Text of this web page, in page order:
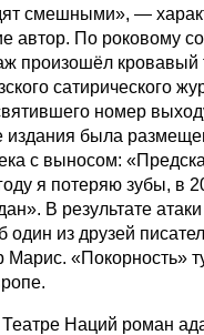
смешными», —
автор. По роковому
произошёл кровавый
сатирического
номер
издания была
с выносом:
я потеряю зубы, в
В результате
один из друзей
Марис. «Покорность»
Наций роман